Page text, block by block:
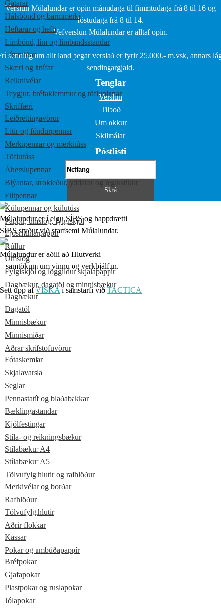
Gatarar
Hálsbönd og barmmerki
Heftarar og hefti
Límbönd, lím og límbandsstandar
Límmiðar
Skæri og hnífar
Reiknivélar
Teygjur, bréfaklemmur og töflupinnar
Skriffæri
Leiðréttingavörur
Litir og föndurpennar
Merkipennar og merkitúss
Töflutúss
Áherslupennar
Blýantar, strokleður, yddarar og reglustikur
Filtpennar
Kúlupennar og kúlutúss
Pappír, umslög, fylgiskjöl
Ljósritunarpappír
Rúllur
Umslög
Fylgiskjöl og löggildur skjalapappír
Dagbækur, dagatöl og minnisbækur
Dagbækur
Dagatöl
Minnisbækur
Minnismiðar
Aðrar skrifstofuvörur
Fótaskemlar
Skjalavarsla
Seglar
Pennastatíf og blaðabakkar
Bæklingastandar
Kjölfestingar
Stíla- og reikningsbækur
Stílabækur A4
Stílabækur A5
Tölvufylgihlutir og rafhlöður
Merkivélar og borðar
Rafhlöður
Tölvufylgihlutir
Aðrir flokkar
Kassar
Pokar og umbúðapappír
Bréfpokar
Gjafapokar
Plastpokar og ruslapokar
Jólapokar
Verslun Múlalundar er opin mánudaga til fimmtudaga frá 8 til 16 og
föstudaga frá 8 til 14.
Vefverslun Múlalundar er alltaf opin.
sending um allt land þegar verslað er fyrir 25.000.- m.vsk, annars
sendingargjald.
Tenglar
Verslun
Tilboð
Um okkur
Skilmálar
Póstlisti
Múlalundur er í eigu SÍBS og happdrætti
SÍBS styður við starfsemi Múlalundar.
Múlalundur er aðili að Hlutverki
– samtökum um vinnu og verkþjálfun.
Sett upp afVISKAí samstarfi viðTACTICA